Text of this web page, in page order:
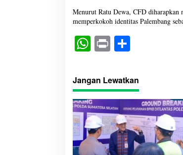
Menurut Ratu Dewa, CFD diharapkan
memperkokoh identitas Palembang
W
ts
A
pp
Pr
t re
Jangan Lewatkan